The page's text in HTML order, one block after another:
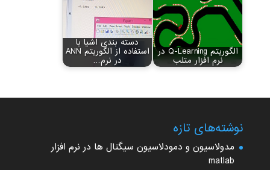
الگوریتم Q-Learning در
نرم افزار متلب
دسته بندی اشیا با
استفاده از الگوریتم ANN
در نرم…
نوشته‌های تازه
مدولاسیون و دمودلاسیون سیگنال ها در نرم افزار
matlab